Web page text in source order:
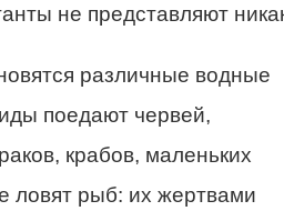
не представляют
различные водные
поедают червей,
крабов, маленьких
ловят рыб: их жертвами